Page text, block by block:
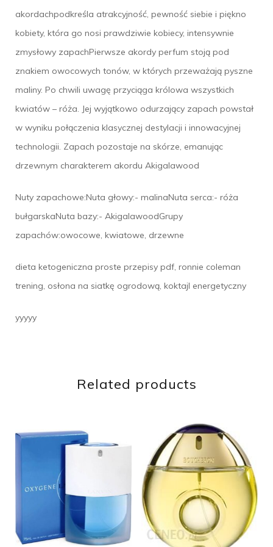
akordachpodkreśla atrakcyjność, pewność siebie i piękno
kobiety, która go nosi prawdziwie kobiecy, intensywnie
zmysłowy zapachPierwsze akordy perfum stoją pod
znakiem owocowych tonów, w których przeważają pyszne
maliny. Po chwili uwagę przyciąga królowa wszystkich
kwiatów – róża. Jej wyjątkowo odurzający zapach powstał
w wyniku połączenia klasycznej destylacji i innowacyjnej
technologii. Zapach pozostaje na skórze, emanując
drzewnym charakterem akordu Akigalawood
Nuty zapachowe:Nuta głowy:- malinaNuta serca:- róża
bułgarskaNuta bazy:- AkigalawoodGrupy
zapachów:owocowe, kwiatowe, drzewne
dieta ketogeniczna proste przepisy pdf, ronnie coleman
trening, osłona na siatkę ogrodową, koktajl energetyczny
yyyyy
Related products